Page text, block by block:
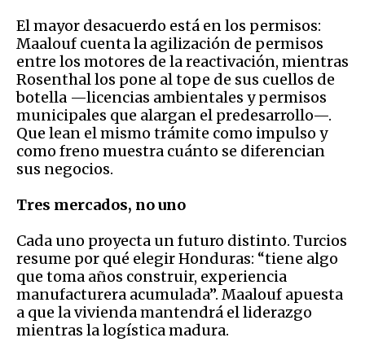
El mayor desacuerdo está en los permisos:
Maalouf cuenta la agilización de permisos
entre los motores de la reactivación, mientras
Rosenthal los pone al tope de sus cuellos de
botella —licencias ambientales y permisos
municipales que alargan el predesarrollo—.
Que lean el mismo trámite como impulso y
como freno muestra cuánto se diferencian
sus negocios.
Tres mercados, no uno
Cada uno proyecta un futuro distinto. Turcios
resume por qué elegir Honduras: “tiene algo
que toma años construir, experiencia
manufacturera acumulada”. Maalouf apuesta
a que la vivienda mantendrá el liderazgo
mientras la logística madura.